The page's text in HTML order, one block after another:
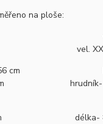
na ploše:
M
vel.
56 cm
cm hrudník-
80 cm
cm